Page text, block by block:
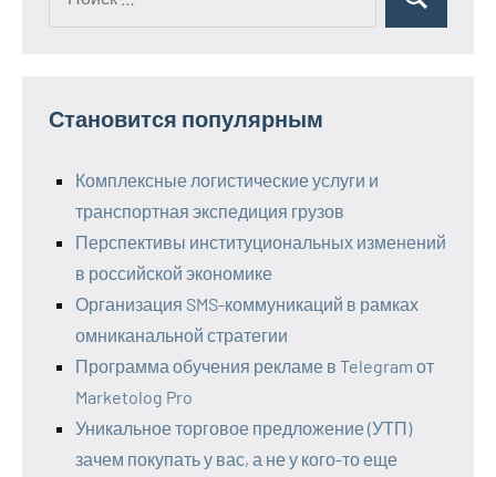
Поиск
Становится популярным
Комплексные логистические услуги и
транспортная экспедиция грузов
Перспективы институциональных изменений
в российской экономике
Организация SMS-коммуникаций в рамках
омниканальной стратегии
Программа обучения рекламе в Telegram от
Marketolog Pro
Уникальное торговое предложение (УТП)
зачем покупать у вас, а не у кого-то еще